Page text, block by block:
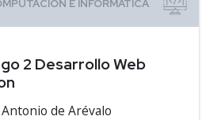
2 Desarrollo Web
de Arévalo